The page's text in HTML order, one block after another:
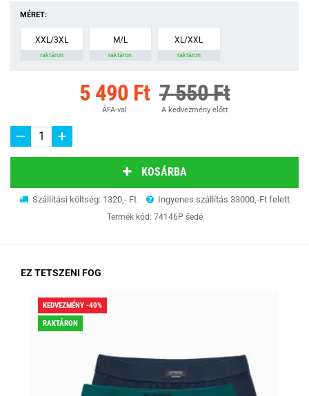
MÉRET:
XXL/3XL
raktáron
M/L
raktáron
XL/XXL
raktáron
5 490 Ft
ÁFA-val
7 550 Ft
A kedvezmény előtt
KOSÁRBA
Szállítási költség: 1320,- Ft Ingyenes szállítás 33000,-Ft felett
Termék kód: 74146P šedé
EZ TETSZENI FOG
KEDVEZMÉNY -40%
RAKTÁRON